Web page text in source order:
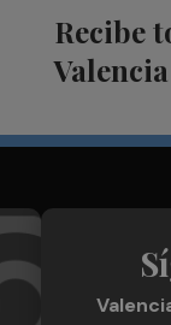
Recibe